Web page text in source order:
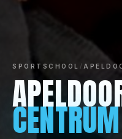
SPORTSCHOOL /
CENTRUM